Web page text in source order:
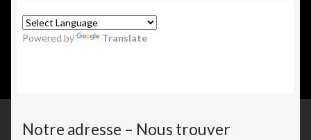
Powered by Translate
Notre adresse – Nous trouver